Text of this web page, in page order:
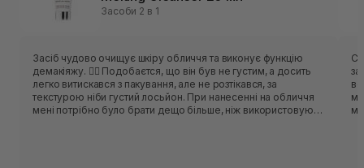
Засоби 2 в 1
Засіб чудово очищує шкіру обличчя та виконує функцію
демакіяжу. ❤️‍🔥 Подобаєтся, що він був не густим, а досить
легко витискався з пакування, але не розтікався, за
текстурою ніби густий лосьйон. При нанесенні на обличчя
мені потрібно було брати дещо більше, ніж використовую